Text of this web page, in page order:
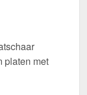
platen met